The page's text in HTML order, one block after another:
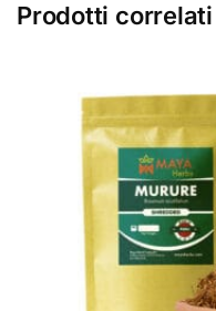
Prodotti correlati